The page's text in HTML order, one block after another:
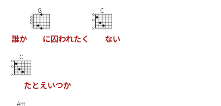
誰か
G
に囚われたく
C
ない
C
たとえいつか
Am